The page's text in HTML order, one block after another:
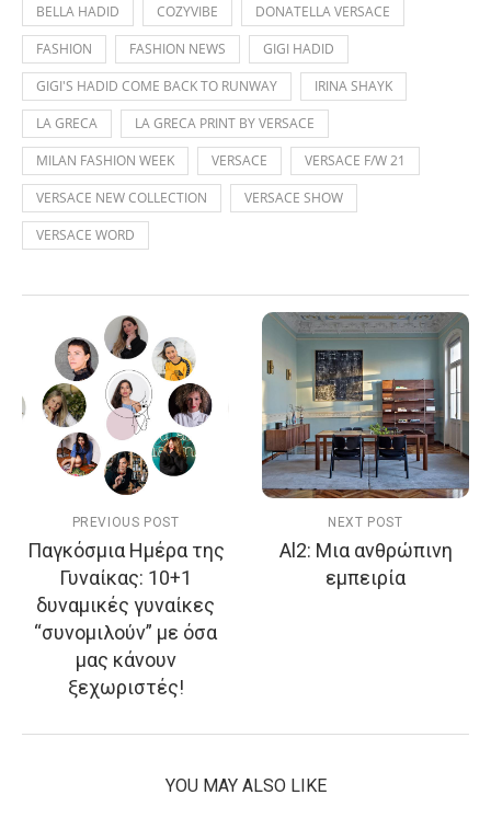
BELLA HADID COZYVIBE
DONATELLA VERSACE
FASHION
FASHION NEWS
GIGI HADID
GIGI'S HADID COME BACK TO RUNWAY
IRINA SHAYK
LA GRECA
LA GRECA PRINT BY VERSACE
MILAN FASHION WEEK
VERSACE
VERSACE F/W 21
VERSACE NEW COLLECTION
VERSACE SHOW
VERSACE WORD
PREVIOUS POST
Παγκόσμια Ημέρα της
Γυναίκας: 10+1
δυναμικές γυναίκες
“συνομιλούν” με όσα
μας κάνουν
ξεχωριστές!
NEXT POST
Al2: Μια ανθρώπινη
εμπειρία
YOU MAY ALSO LIKE